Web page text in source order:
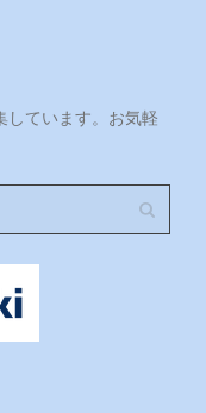
しています。お気軽